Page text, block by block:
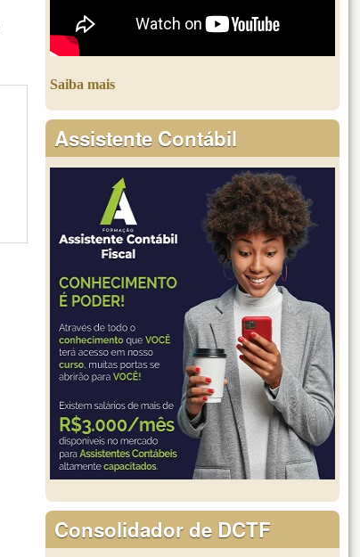
Saiba mais
Assistente Contábil
Consolidador de DCTF